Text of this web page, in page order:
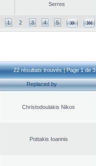
Serres
1 2 3 4 5
22 résultats trouvés | Page 1 de 3
Replaced by
Christodoulakis Nikos
Pottakis Ioannis